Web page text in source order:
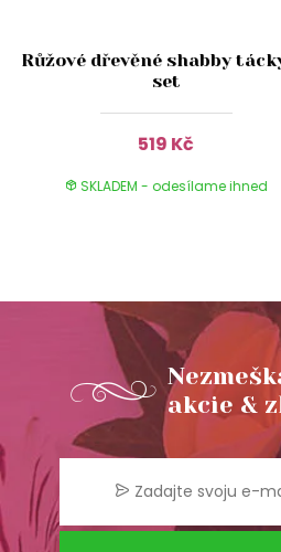
Růžové dřevěné shabby
set
519 Kč
SKLADEM - odesílame ihned
akcie &